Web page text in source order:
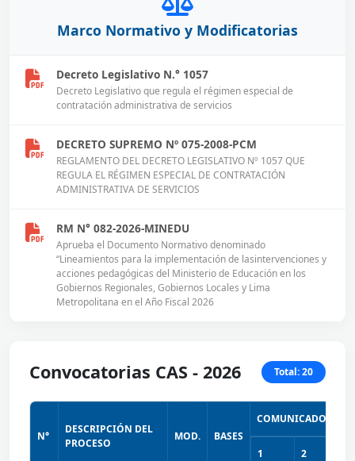
Marco Normativo y Modificatorias
Decreto Legislativo N.° 1057
Decreto Legislativo que regula el régimen especial de
contratación administrativa de servicios
DECRETO SUPREMO Nº 075-2008-PCM
REGLAMENTO DEL DECRETO LEGISLATIVO Nº 1057 QUE
REGULA EL RÉGIMEN ESPECIAL DE CONTRATACIÓN
ADMINISTRATIVA DE SERVICIOS
RM N° 082-2026-MINEDU
Aprueba el Documento Normativo denominado
“Lineamientos para la implementación de lasintervenciones y
acciones pedagógicas del Ministerio de Educación en los
Gobiernos Regionales, Gobiernos Locales y Lima
Metropolitana en el Año Fiscal 2026
Convocatorias CAS - 2026 Total: 20
N°
DESCRIPCIÓN DEL
PROCESO
MOD. BASES
COMUNICADOS
1 2